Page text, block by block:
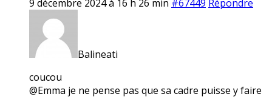
9 décembre 2024 à 16 h 26 min #67449 Répondre
Balineati
coucou
@Emma je ne pense pas que sa cadre puisse y faire